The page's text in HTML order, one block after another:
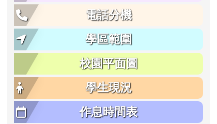
電話分機
學區範圍
校園平面圖
學生現況
作息時間表